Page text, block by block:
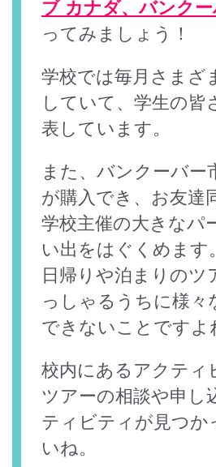
ブ カナダ、バンクー
ってみましょう！
学校では毎月さまざ
していて、学生の
表しています。
また、バンクーバ
が購入でき、お友達
学校主催の大きなパ
い出をはぐくめます
日帰りや泊まりの
っしゃるうちに様
できないことですよ
校内にあるアクティ
ツアーの相談や申し
ティビティが見つ
いね。